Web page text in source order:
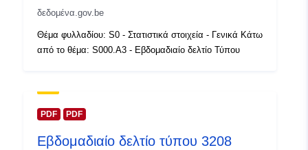
Αρχείο
Προστίθεται στο data.europa.eu:
Χωρικός: Συντεταγμένες: [ [ 2.54,
δεδομένα.gov.be
Θέμα φυλλαδίου: S0 - Στατιστικά στοιχεία - Γενικά Κάτω
από το θέμα: S000.A3 - Εβδομαδιαίο δελτίο Τύπου
PDF PDF
Εβδομαδιαίο δελτίο τύπου 3208